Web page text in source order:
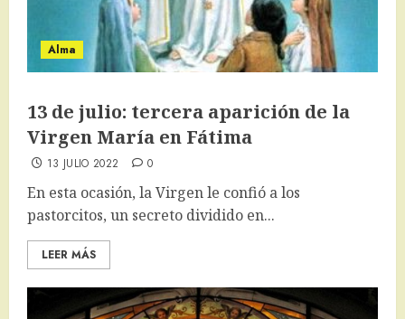
Alma
13 de julio: tercera aparición de la
Virgen María en Fátima
13 JULIO 2022 0
En esta ocasión, la Virgen le confió a los
pastorcitos, un secreto dividido en...
LEER MÁS